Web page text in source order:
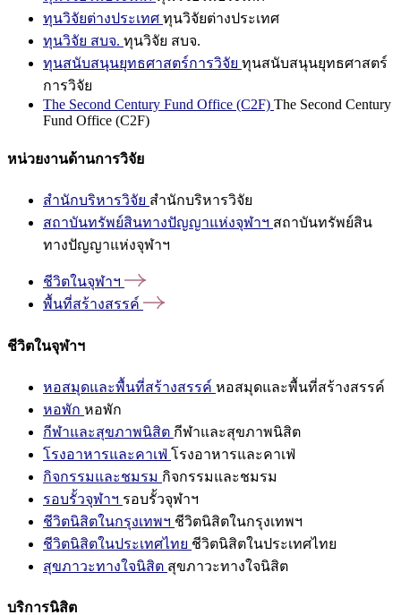
ทุนวิจัยต่างประเทศ ทุนวิจัยต่างประเทศ
ทุนวิจัย สบจ. ทุนวิจัย สบจ.
ทุนสนับสนุนยุทธศาสตร์การวิจัย ทุนสนับสนุนยุทธศาสตร์
การวิจัย
The Second Century Fund Office (C2F) The Second Century
Fund Office (C2F)
หน่วยงานด้านการวิจัย
สำนักบริหารวิจัย สำนักบริหารวิจัย
สถาบันทรัพย์สินทางปัญญาแห่งจุฬาฯ สถาบันทรัพย์สิน
ทางปัญญาแห่งจุฬาฯ
ชีวิตในจุฬาฯ
พื้นที่สร้างสรรค์
ชีวิตในจุฬาฯ
หอสมุดและพื้นที่สร้างสรรค์ หอสมุดและพื้นที่สร้างสรรค์
หอพัก หอพัก
กีฬาและสุขภาพนิสิต กีฬาและสุขภาพนิสิต
โรงอาหารและคาเฟ่ โรงอาหารและคาเฟ่
กิจกรรมและชมรม กิจกรรมและชมรม
รอบรั้วจุฬาฯ รอบรั้วจุฬาฯ
ชีวิตนิสิตในกรุงเทพฯ ชีวิตนิสิตในกรุงเทพฯ
ชีวิตนิสิตในประเทศไทย ชีวิตนิสิตในประเทศไทย
สุขภาวะทางใจนิสิต สุขภาวะทางใจนิสิต
บริการนิสิต